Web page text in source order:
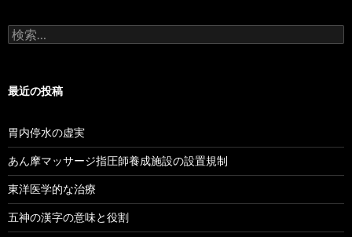
検
索:
最近の投稿
胃内停水の虚実
あん摩マッサージ指圧師養成施設の設置規制
東洋医学的な治療
五神の漢字の意味と役割